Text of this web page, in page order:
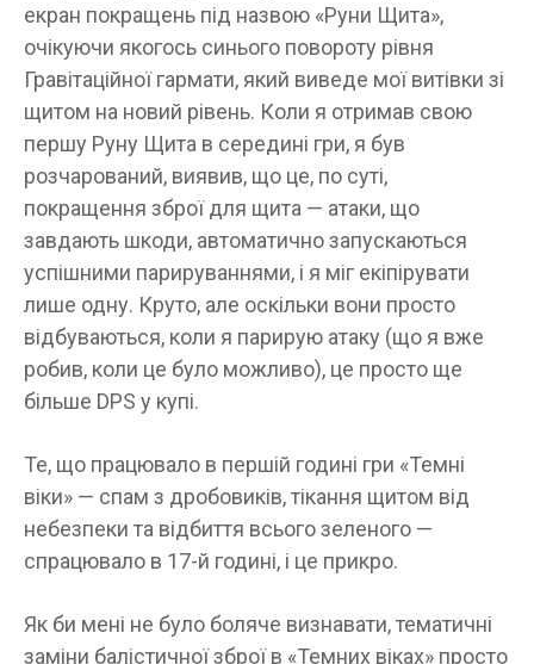
екран покращень під назвою «Руни Щита»,
очікуючи якогось синього повороту рівня
Гравітаційної гармати, який виведе мої витівки зі
щитом на новий рівень. Коли я отримав свою
першу Руну Щита в середині гри, я був
розчарований, виявив, що це, по суті,
покращення зброї для щита — атаки, що
завдають шкоди, автоматично запускаються
успішними парируваннями, і я міг екіпірувати
лише одну. Круто, але оскільки вони просто
відбуваються, коли я парирую атаку (що я вже
робив, коли це було можливо), це просто ще
більше DPS у купі.
Те, що працювало в першій годині гри «Темні
віки» — спам з дробовиків, тікання щитом від
небезпеки та відбиття всього зеленого —
спрацювало в 17-й годині, і це прикро.
Як би мені не було боляче визнавати, тематичні
заміни балістичної зброї в «Темних віках» просто